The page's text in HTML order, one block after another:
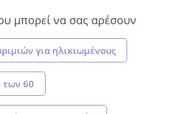
μπορεί να σας αρέσουν
για ηλικιωμένους
των 60